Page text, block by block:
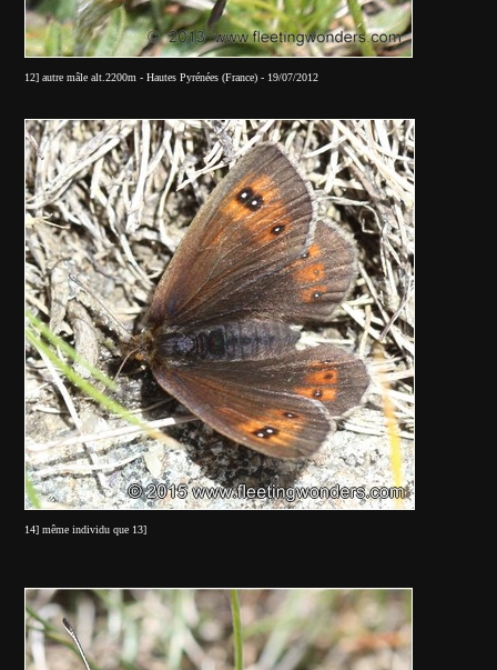
12] autre mâle alt.2200m - Hautes Pyrénées (France) - 19/07/2012
14] même individu que 13]